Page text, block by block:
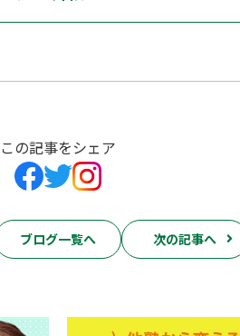
この記事をシェア
ブログ一覧へ 次の記事へ